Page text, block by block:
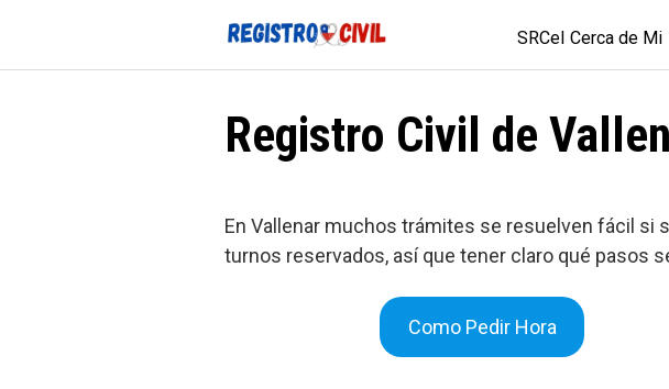
contenido
SRCeI Cerca de Mi
Registro Civil de
En Vallenar muchos trámites se resuelven fácil si
turnos reservados, así que tener claro qué pasos
Como Pedir Hora